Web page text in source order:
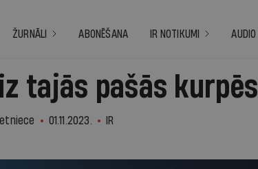
ŽURNĀLI ABONĒŠANA IR NOTIKUMI AUDIO
tajās pašās kurpēs
01.11.2023. IR